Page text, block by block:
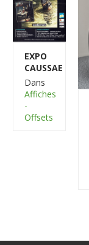
EXPO
CAUSSAE
Dans
Affiches
-
Offsets